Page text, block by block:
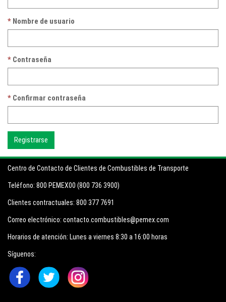
Nombre de usuario
Contraseña
Confirmar contraseña
Centro de Contacto de Clientes de Combustibles de Transporte
Teléfono: 800 PEMEX00 (800 736 3900)
Clientes contractuales: 800 377 7691
Correo electrónico: contacto.combustibles@pemex.com
Horarios de atención: Lunes a viernes 8:30 a 16:00 horas
Síguenos: